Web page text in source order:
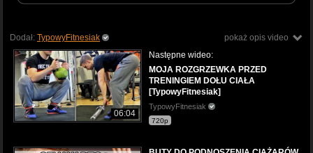
pokaż opis video
Dodał: TypowyFitnesiak
06:04
Następne wideo:
MOJA ROZGRZEWKA PRZED
TRENINGIEM DOŁU CIAŁA
[TypowyFitnesiak]
TypowyFitnesiak
720p